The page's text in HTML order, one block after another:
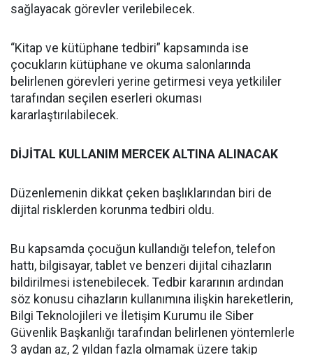
sağlayacak görevler verilebilecek.
“Kitap ve kütüphane tedbiri” kapsamında ise
çocukların kütüphane ve okuma salonlarında
belirlenen görevleri yerine getirmesi veya yetkililer
tarafından seçilen eserleri okuması
kararlaştırılabilecek.
DİJİTAL KULLANIM MERCEK ALTINA ALINACAK
Düzenlemenin dikkat çeken başlıklarından biri de
dijital risklerden korunma tedbiri oldu.
Bu kapsamda çocuğun kullandığı telefon, telefon
hattı, bilgisayar, tablet ve benzeri dijital cihazların
bildirilmesi istenebilecek. Tedbir kararının ardından
söz konusu cihazların kullanımına ilişkin hareketlerin,
Bilgi Teknolojileri ve İletişim Kurumu ile Siber
Güvenlik Başkanlığı tarafından belirlenen yöntemlerle
3 aydan az, 2 yıldan fazla olmamak üzere takip